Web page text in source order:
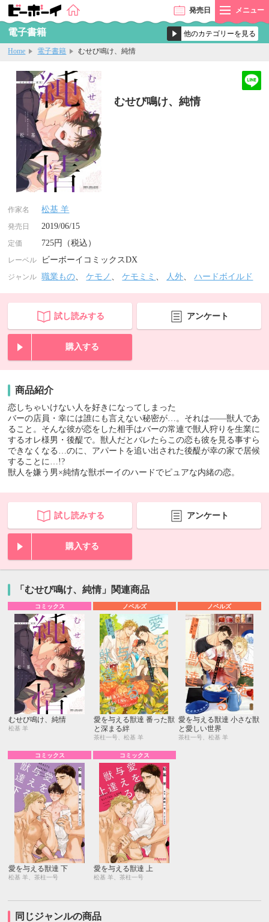
発売日 メニュー
電子書籍
Home 電子書籍 むせび鳴け、純情
むせび鳴け、純情
作家名 松基 羊
発売日 2019/06/15
定価 725円（税込）
レーベル ビーボーイコミックスDX
ジャンル 職業もの、ケモノ 、ケモミミ 、 人外、ハードボイルド
試し読みする アンケート
購入する
商品紹介
恋しちゃいけない人を好きになってしまった
バーの店員・幸には誰にも言えない秘密が…。それは――獣人であ
ること。そんな彼が恋をした相手はバーの常連で獣人狩りを生業に
するオレ様男・後醍で。獣人だとバレたらこの恋も彼を見る事すら
できなくなる…のに、アパートを追い出された後醍が幸の家で居候
することに…!?
獣人を嫌う男×純情な獣ボーイのハードでピュアな内緒の恋。
試し読みする アンケート
購入する
「むせび鳴け、純情」関連商品
コミックス
むせび鳴け、純情
松基 羊
ノベルズ
愛を与える獣達 番った獣
と深まる絆
茶柱一号、松基 羊
ノベルズ
愛を与える獣達 小さな獣
と愛しい世界
茶柱一号、松基 羊
コミックス
愛を与える獣達 下
松基 羊、茶柱一号
コミックス
愛を与える獣達 上
松基 羊、茶柱一号
同じジャンルの商品